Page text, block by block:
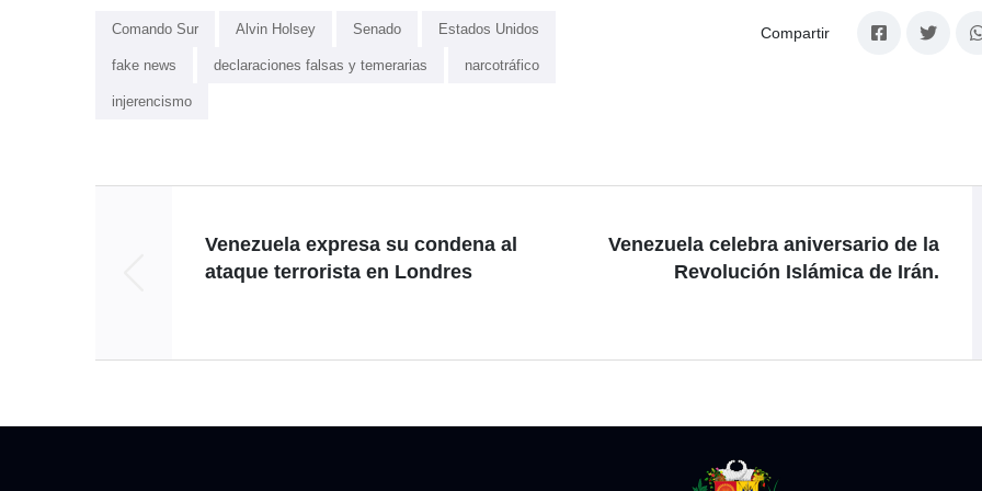
Comando Sur Alvin Holsey Senado Estados Unidos
fake news declaraciones falsas y temerarias narcotráfico
injerencismo
Compartir
Venezuela expresa su condena al
ataque terrorista en Londres
Venezuela celebra aniversario de la
Revolución Islámica de Irán.